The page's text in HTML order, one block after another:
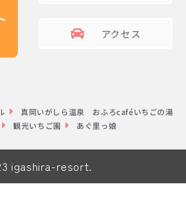
アクセス
真岡いがしら温泉 おふろcaféいちごの湯
観光いちご園 あぐ里っ娘
igashira-resort.